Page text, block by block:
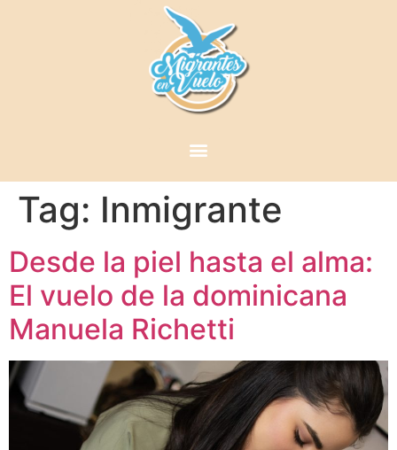
Tag: Inmigrante
Desde la piel hasta el alma:
El vuelo de la dominicana
Manuela Richetti